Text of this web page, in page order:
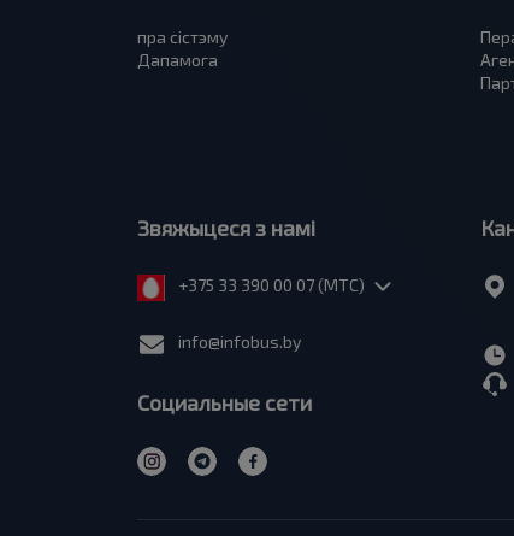
пра сiстэму
Дапамога
Звяжыцеся з намі
+375 33 390 00 07 (МТС)
info@infobus.by
Социальные сети